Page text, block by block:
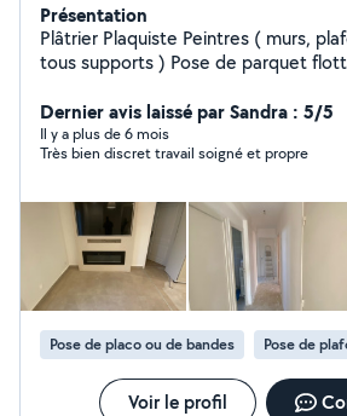
Présentation
Plâtrier Plaquiste Peintres ( murs, plafonds, boiseries,
tous supports ) Pose de parquet
/ratissage /ponçage/ impression /
Dernier avis laissé par Sandra : 5/5
Il y a plus de 6 mois
Très bien discret travail soigné et propre
Pose de placo ou de bandes Pose de
Voir le profil